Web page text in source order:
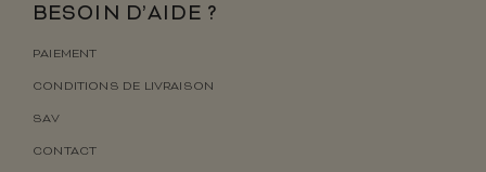
BESOIN D’AIDE ?
PAIEMENT
CONDITIONS DE LIVRAISON
SAV
CONTACT